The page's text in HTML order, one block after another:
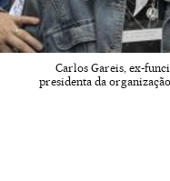
Carlos Gareis, ex-
presidenta da